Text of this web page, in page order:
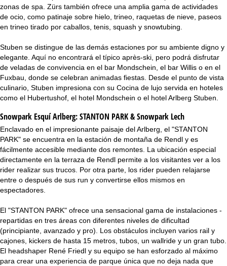
zonas de spa. Zürs también ofrece una amplia gama de actividades
de ocio, como patinaje sobre hielo, trineo, raquetas de nieve, paseos
en trineo tirado por caballos, tenis, squash y snowtubing.
Stuben se distingue de las demás estaciones por su ambiente digno y
elegante. Aquí no encontrará el típico après-ski, pero podrá disfrutar
de veladas de convivencia en el bar Mondschein, el bar Willis o en el
Fuxbau, donde se celebran animadas fiestas. Desde el punto de vista
culinario, Stuben impresiona con su Cocina de lujo servida en hoteles
como el Hubertushof, el hotel Mondschein o el hotel Arlberg Stuben.
Snowpark Esquí Arlberg:STANTON PARK & Snowpark Lech
Enclavado en el impresionante paisaje del Arlberg, el "STANTON
PARK" se encuentra en la estación de montaña de Rendl y es
fácilmente accesible mediante dos remontes. La ubicación especial
directamente en la terraza de Rendl permite a los visitantes ver a los
rider realizar sus trucos. Por otra parte, los rider pueden relajarse
entre o después de sus run y convertirse ellos mismos en
espectadores.
El "STANTON PARK" ofrece una sensacional gama de instalaciones -
repartidas en tres áreas con diferentes niveles de dificultad
(principiante, avanzado y pro). Los obstáculos incluyen varios rail y
cajones, kickers de hasta 15 metros, tubos, un wallride y un gran tubo.
El headshaper René Friedl y su equipo se han esforzado al máximo
para crear una experiencia de parque única que no deja nada que